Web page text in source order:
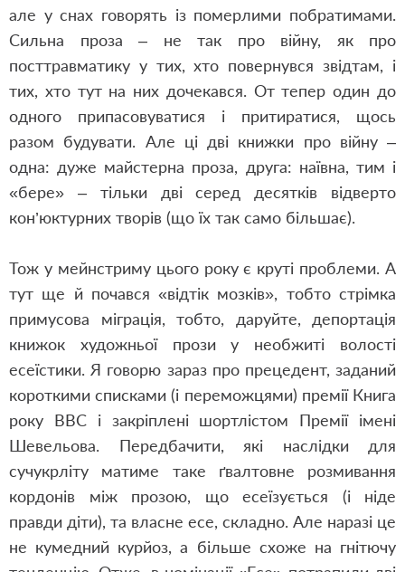
але у снах говорять із померлими побратимами.
Сильна проза – не так про війну, як про
посттравматику у тих, хто повернувся звідтам, і
тих, хто тут на них дочекався. От тепер один до
одного припасовуватися і притиратися, щось
разом будувати. Але ці дві книжки про війну –
одна: дуже майстерна проза, друга: наївна, тим і
«бере» – тільки дві серед десятків відверто
кон’юктурних творів (що їх так само більшає).
Тож у мейнстриму цього року є круті проблеми. А
тут ще й почався «відтік мозків», тобто стрімка
примусова міграція, тобто, даруйте, депортація
книжок художньої прози у необжиті волості
есеїстики. Я говорю зараз про прецедент, заданий
короткими списками (і переможцями) премії Книга
року ВВС і закріплені шортлістом Премії імені
Шевельова. Передбачити, які наслідки для
сучукрліту матиме таке ґвалтовне розмивання
кордонів між прозою, що есеїзується (і ніде
правди діти), та власне есе, складно. Але наразі це
не кумедний курйоз, а більше схоже на гнітючу